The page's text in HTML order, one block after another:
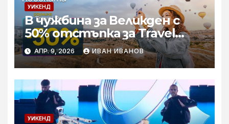
УИКЕНД
В чужбина за Великден с
50% отстъпка за Travel
Pass роуминг пакети от
Vivacom
АПР. 9, 2026 ИВАН ИВАНОВ
УИКЕНД